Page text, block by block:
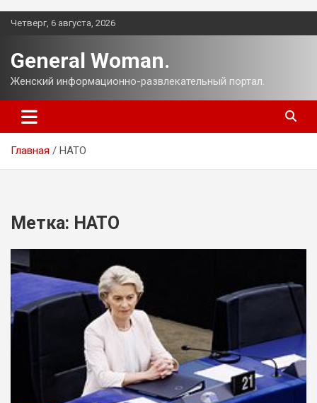
Перейти
Четверг, 6 августа, 2026
General Woman.
Женский информационно-развлекательный портал.
Главная НАТО
Метка: НАТО